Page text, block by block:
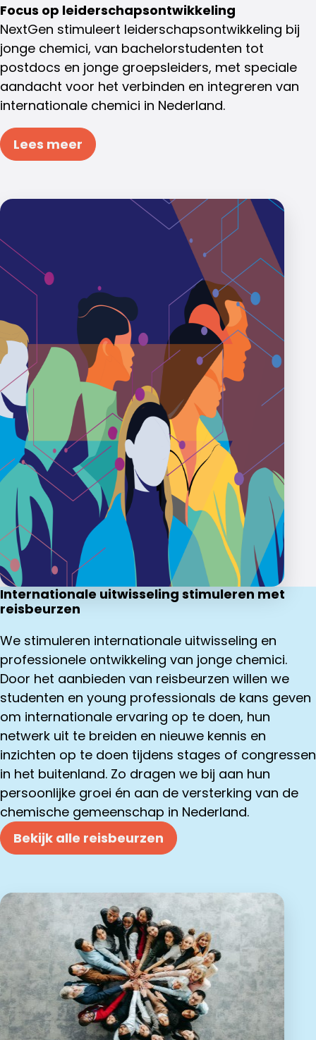
Focus op leiderschapsontwikkeling
NextGen stimuleert leiderschapsontwikkeling bij
jonge chemici, van bachelorstudenten tot
postdocs en jonge groepsleiders, met speciale
aandacht voor het verbinden en integreren van
internationale chemici in Nederland.
Lees meer
Internationale uitwisseling stimuleren met
reisbeurzen
We stimuleren internationale uitwisseling en
professionele ontwikkeling van jonge chemici.
Door het aanbieden van reisbeurzen willen we
studenten en young professionals de kans geven
om internationale ervaring op te doen, hun
netwerk uit te breiden en nieuwe kennis en
inzichten op te doen tijdens stages of congressen
in het buitenland. Zo dragen we bij aan hun
persoonlijke groei én aan de versterking van de
chemische gemeenschap in Nederland.
Bekijk alle reisbeurzen